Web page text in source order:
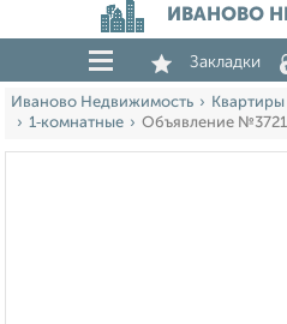
ИВАНОВО
Закладки
Иваново Недвижимость Квартиры
1‑комнатные
Объявление №3721